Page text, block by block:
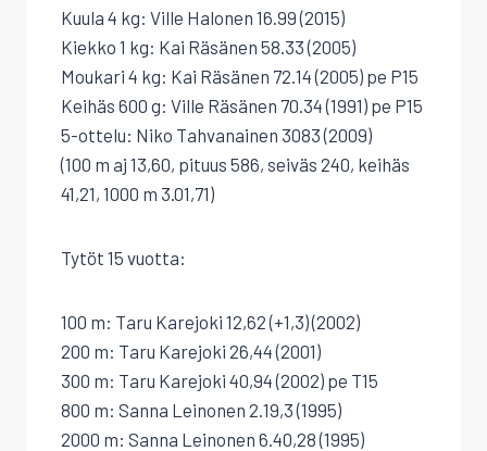
Kuula 4 kg: Ville Halonen 16.99 (2015)
Kiekko 1 kg: Kai Räsänen 58.33 (2005)
Moukari 4 kg: Kai Räsänen 72.14 (2005) pe P15
Keihäs 600 g: Ville Räsänen 70.34 (1991) pe P15
5-ottelu: Niko Tahvanainen 3083 (2009)
(100 m aj 13,60, pituus 586, seiväs 240, keihäs
41,21, 1000 m 3.01,71)
Tytöt 15 vuotta:
100 m: Taru Karejoki 12,62 (+1,3) (2002)
200 m: Taru Karejoki 26,44 (2001)
300 m: Taru Karejoki 40,94 (2002) pe T15
800 m: Sanna Leinonen 2.19,3 (1995)
2000 m: Sanna Leinonen 6.40,28 (1995)